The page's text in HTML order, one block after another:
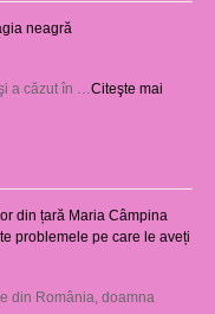
neagră
a căzut în … Citeşte mai
din țară Maria Câmpina
problemele pe care le aveți
din România, doamna